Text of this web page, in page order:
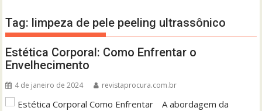
Tag: limpeza de pele peeling ultrassônico
Estética Corporal: Como Enfrentar o
Envelhecimento
4 de janeiro de 2024 revistaprocura.com.br
A abordagem da